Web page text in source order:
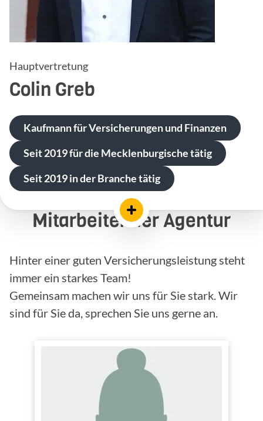
Hauptvertretung
Colin Greb
Kaufmann für Versicherungen und Finanzen
Seit 2019 für die Mecklenburgische tätig
Seit 2019 in der Branche tätig
Mitarbeiter der Agentur
Hinter einer guten Versicherungsleistung steht
immer ein starkes Team!
Gemeinsam machen wir uns für Sie stark. Wir
sind für Sie da, sprechen Sie uns gerne an.
Laura Nora Schedeck
Versicherungsfachfrau (IHK)